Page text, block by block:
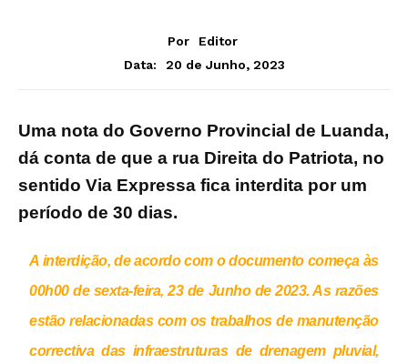
Por
Editor
Data:
20 de Junho, 2023
Uma nota do Governo Provincial de Luanda,
dá conta de que a rua Direita do Patriota, no
sentido Via Expressa fica interdita por um
período de 30 dias.
A interdição, de acordo com o documento começa às
00h00 de sexta-feira, 23 de Junho de 2023. As razões
estão relacionadas com os trabalhos de manutenção
correctiva das infraestruturas de drenagem pluvial,